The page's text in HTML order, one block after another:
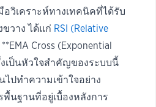
อวิเคราะห์ทางเทคนิคที่ได้รับ
ขวาง ได้แก่ RSI (Relative
Cross (Exponential
งเป็นหัวใจสำคัญของระบบนี้
ปทำความเข้าใจอย่าง
นฐานที่อยู่เบื้องหลังการ